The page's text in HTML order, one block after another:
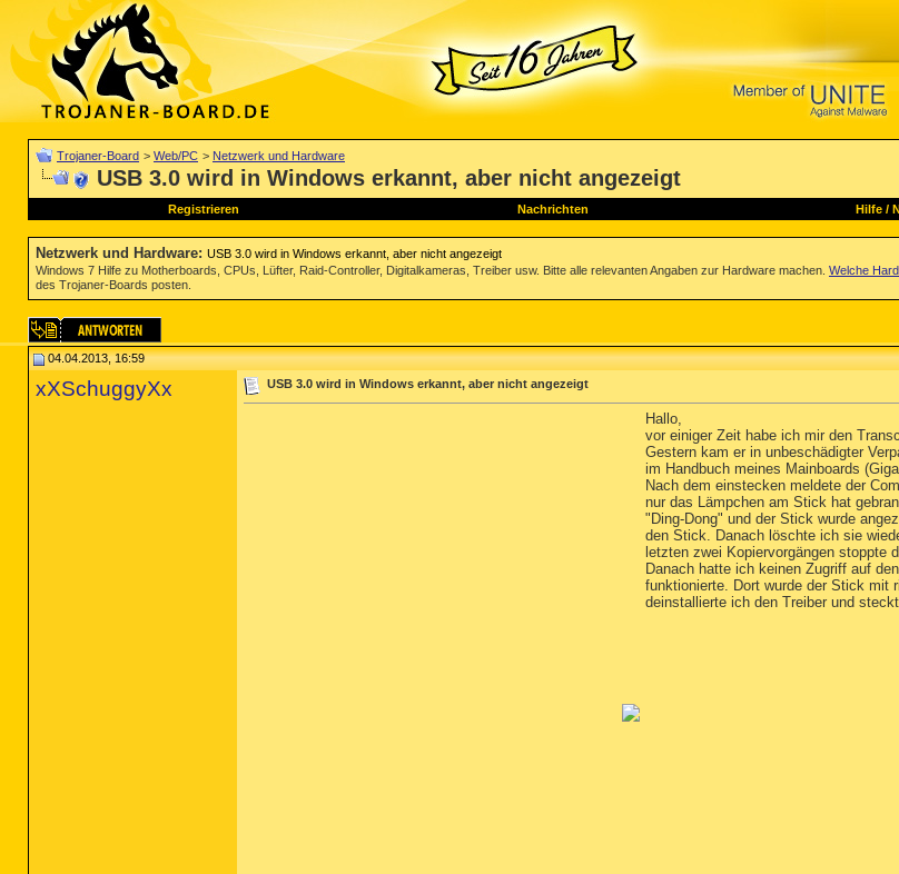
Trojaner-Board > Web/PC > Netzwerk und Hardware
USB 3.0 wird in Windows erkannt, aber nicht angezeigt
Registrieren Nachrichten Hilfe/
Netzwerk und Hardware: USB 3.0 wird in Windows erkannt, aber nicht angezeigt
Windows 7 Hilfe zu Motherboards, CPUs, Lüfter, Raid-Controller, Digitalkameras, Treiber usw. Bitte alle relevanten Angaben zur Hardware machen. Welche
des Trojaner-Boards posten.
04.04.2013, 16:59
xXSchuggyXx USB 3.0 wird in Windows erkannt, aber nicht angezeigt
Hallo,
vor einiger Zeit habe ich mir den
Gestern kam er in unbeschädigter
im Handbuch meines Mainboards
Nach dem einstecken meldete der
nur das Lämpchen am Stick hat
"Ding-Dong" und der Stick wurde
den Stick. Danach löschte ich sie
letzten zwei Kopiervorgängen stoppte
Danach hatte ich keinen Zugriff auf
funktionierte. Dort wurde der Stick mit
deinstallierte ich den Treiber und